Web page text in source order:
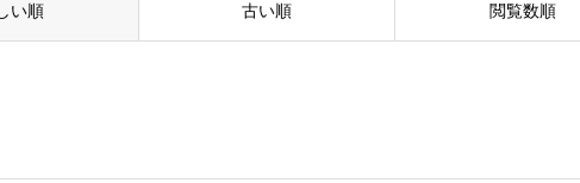
い順 古い順 閲覧数順